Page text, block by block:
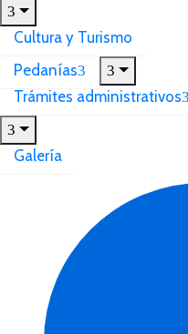
Cultura y Turismo
Pedanías
Trámites administrativos
Galería